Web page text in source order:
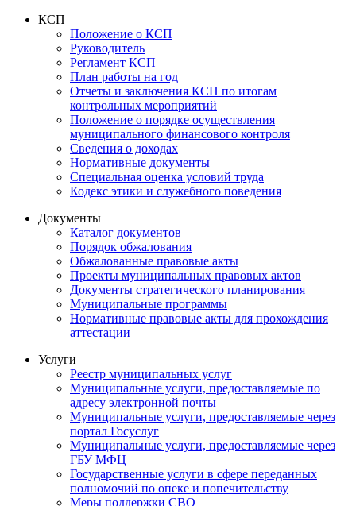
КСП
Положение о КСП
Руководитель
Регламент КСП
План работы на год
Отчеты и заключения КСП по итогам
контрольных мероприятий
Положение о порядке осуществления
муниципального финансового контроля
Сведения о доходах
Нормативные документы
Специальная оценка условий труда
Кодекс этики и служебного поведения
Документы
Каталог документов
Порядок обжалования
Обжалованные правовые акты
Проекты муниципальных правовых актов
Документы стратегического планирования
Муниципальные программы
Нормативные правовые акты для прохождения
аттестации
Услуги
Реестр муниципальных услуг
Муниципальные услуги, предоставляемые по
адресу электронной почты
Муниципальные услуги, предоставляемые через
портал Госуслуг
Муниципальные услуги, предоставляемые через
ГБУ МФЦ
Государственные услуги в сфере переданных
полномочий по опеке и попечительству
Меры поддержки СВО